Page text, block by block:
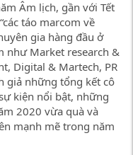
Âm lịch, gần với Tết
táo marcom về
gia hàng đầu ở
như Market research &
Digital & Martech, PR
giả những tổng kết cô
kiện nổi bật, những
2020 vừa quà và
mạnh mẽ trong năm